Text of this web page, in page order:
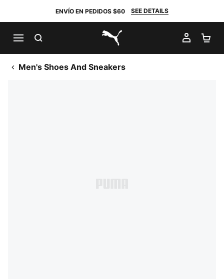
ENVÍO EN PEDIDOS $60 SEE DETAILS
PUMA.com
MI
Men's Shoes And Sneakers